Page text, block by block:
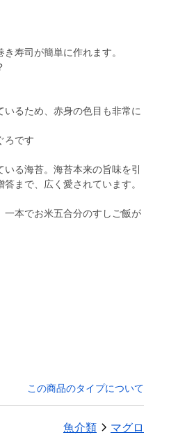
寿司が簡単に作れます。
るため、赤身の色目も非常に
ろです
る海苔。海苔本来の旨味を引
まで、広く愛されています。
本でお米五合分のすしご飯が
この商品のタイプについて
魚介類 マグロ